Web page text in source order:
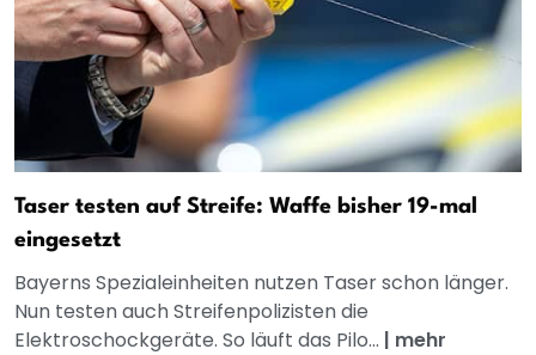
Taser testen auf Streife: Waffe bisher 19-mal
eingesetzt
Bayerns Spezialeinheiten nutzen Taser schon länger.
Nun testen auch Streifenpolizisten die
Elektroschockgeräte. So läuft das Pilo... | mehr